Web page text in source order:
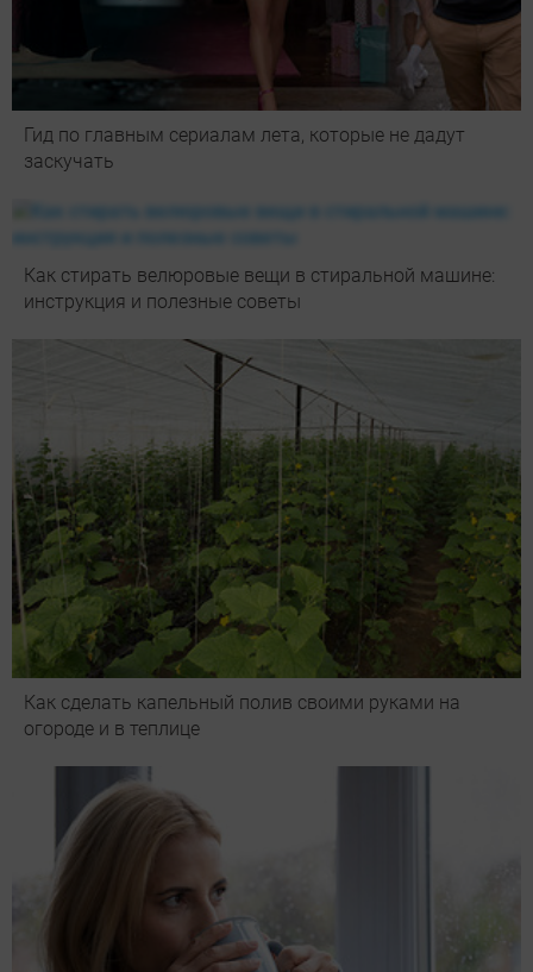
Гид по главным сериалам лета, которые не дадут
заскучать
Как стирать велюровые вещи в стиральной машине:
инструкция и полезные советы
Как сделать капельный полив своими руками на
огороде и в теплице